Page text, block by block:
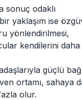
sonuç odaklı
yaklaşım ise
yönlendirilmesi,
kendilerini daha
güçlü bağ
ortamı, sahaya
olur.